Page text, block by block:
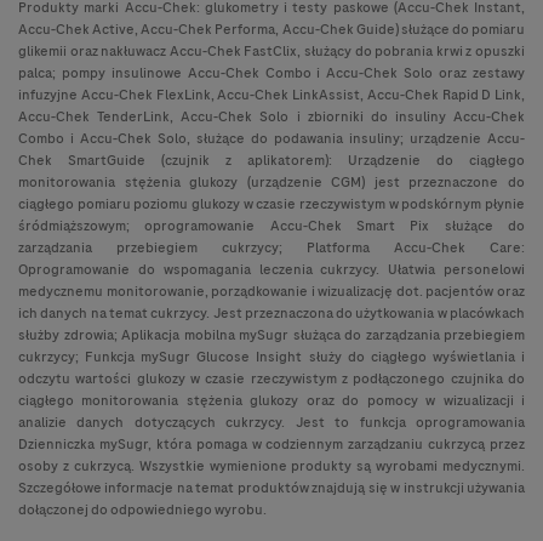
Produkty marki Accu-Chek: glukometry i testy paskowe (Accu-Chek Instant,
Accu-Chek Active, Accu-Chek Performa, Accu-Chek Guide) służące do pomiaru
glikemii oraz nakłuwacz Accu-Chek FastClix, służący do pobrania krwi z opuszki
palca; pompy insulinowe Accu-Chek Combo i Accu-Chek Solo oraz zestawy
infuzyjne Accu-Chek FlexLink, Accu-Chek LinkAssist, Accu-Chek Rapid D Link,
Accu-Chek TenderLink, Accu-Chek Solo i zbiorniki do insuliny Accu-Chek
Combo i Accu-Chek Solo, służące do podawania insuliny; urządzenie Accu-
Chek SmartGuide (czujnik z aplikatorem): Urządzenie do ciągłego
monitorowania stężenia glukozy (urządzenie CGM) jest przeznaczone do
ciągłego pomiaru poziomu glukozy w czasie rzeczywistym w podskórnym płynie
śródmiąższowym; oprogramowanie Accu-Chek Smart Pix służące do
zarządzania przebiegiem cukrzycy; Platforma Accu-Chek Care:
Oprogramowanie do wspomagania leczenia cukrzycy. Ułatwia personelowi
medycznemu monitorowanie, porządkowanie i wizualizację dot. pacjentów oraz
ich danych na temat cukrzycy. Jest przeznaczona do użytkowania w placówkach
służby zdrowia; Aplikacja mobilna mySugr służąca do zarządzania przebiegiem
cukrzycy; Funkcja mySugr Glucose Insight służy do ciągłego wyświetlania i
odczytu wartości glukozy w czasie rzeczywistym z podłączonego czujnika do
ciągłego monitorowania stężenia glukozy oraz do pomocy w wizualizacji i
analizie danych dotyczących cukrzycy. Jest to funkcja oprogramowania
Dzienniczka mySugr, która pomaga w codziennym zarządzaniu cukrzycą przez
osoby z cukrzycą. Wszystkie wymienione produkty są wyrobami medycznymi.
Szczegółowe informacje na temat produktów znajdują się w instrukcji używania
dołączonej do odpowiedniego wyrobu.